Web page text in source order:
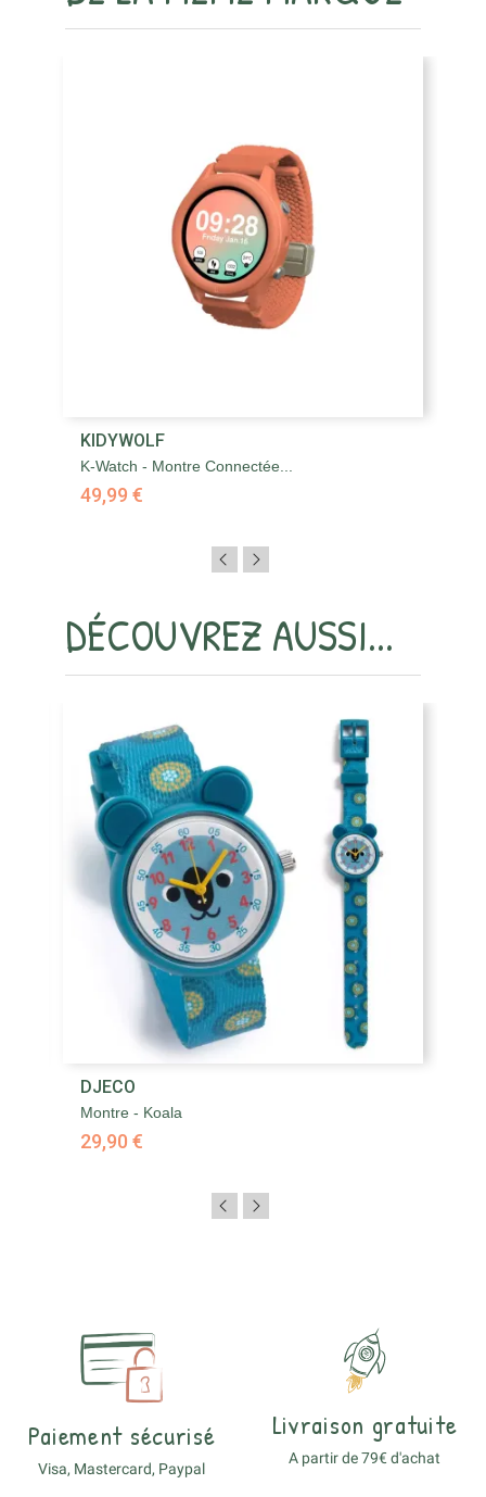
KIDYWOLF
K-Watch - Montre Connectée...
49,99 €
DÉCOUVREZ AUSSI...
DJECO
Montre - Koala
29,90 €
Paiement sécurisé
Visa, Mastercard, Paypal
Livraison gratuite
A partir de 79€ d'achat